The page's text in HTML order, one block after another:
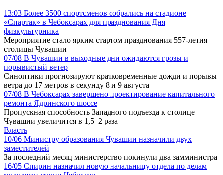
13:03 Более 3500 спортсменов собрались на стадионе
«Спартак» в Чебоксарах для празднования Дня
физкультурника
Мероприятие стало ярким стартом празднования 557-летия
столицы Чувашии
07/08 В Чувашии в выходные дни ожидаются грозы и
порывистый ветер
Синоптики прогнозируют кратковременные дожди и порывы
ветра до 17 метров в секунду 8 и 9 августа
07/08 В Чебоксарах завершено проектирование капитального
ремонта Ядринского шоссе
Пропускная способность Западного подъезда к столице
Чувашии увеличится в 1,5–2 раза
Власть
10/06 Министру образования Чувашии назначили двух
заместителей
За последний месяц министерство покинули два замминистра
16/05 Спирин назначил новую начальницу отдела по делам